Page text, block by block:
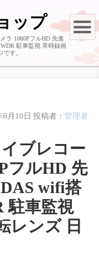
ップ
ラ 1080PフルHD 先進
駐車監視 常時録画
す。
6月10日 投稿者：管理者
イブレコー
フルHD 先
wifi搭
駐車監視
レンズ 日